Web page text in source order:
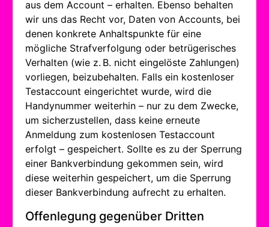
aus dem Account – erhalten. Ebenso behalten
wir uns das Recht vor, Daten von Accounts, bei
denen konkrete Anhaltspunkte für eine
mögliche Strafverfolgung oder betrügerisches
Verhalten (wie z. B. nicht eingelöste Zahlungen)
vorliegen, beizubehalten. Falls ein kostenloser
Testaccount eingerichtet wurde, wird die
Handynummer weiterhin – nur zu dem Zwecke,
um sicherzustellen, dass keine erneute
Anmeldung zum kostenlosen Testaccount
erfolgt – gespeichert. Sollte es zu der Sperrung
einer Bankverbindung gekommen sein, wird
diese weiterhin gespeichert, um die Sperrung
dieser Bankverbindung aufrecht zu erhalten.
Offenlegung gegenüber Dritten